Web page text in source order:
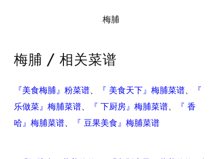
梅脯
梅脯 / 相关菜谱
『美食梅脯』粉菜谱、 『 美食天下』梅脯菜谱、
『
乐做菜』梅脯菜谱、 『 下厨房』梅脯菜谱、
『 香
哈』梅脯菜谱、 『 豆果美食』梅脯菜谱